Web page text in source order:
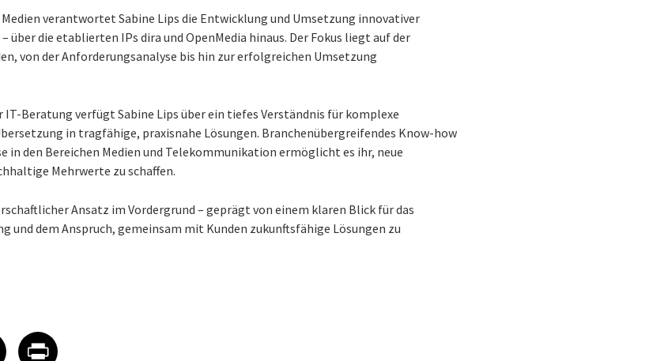
verantwortet Sabine Lips die Entwicklung und Umsetzung innovativer
über die etablierten IPs dira und OpenMedia hinaus. Der Fokus liegt auf der
von der Anforderungsanalyse bis hin zur erfolgreichen Umsetzung
IT-Beratung verfügt Sabine Lips über ein tiefes Verständnis für komplexe
in tragfähige, praxisnahe Lösungen. Branchenübergreifendes Know-how
den Bereichen Medien und Telekommunikation ermöglicht es ihr, neue
Mehrwerte zu schaffen.
Ansatz im Vordergrund – geprägt von einem klaren Blick für das
und dem Anspruch, gemeinsam mit Kunden zukunftsfähige Lösungen zu
Xon Facebook
article on Email
Email
Share article on Print